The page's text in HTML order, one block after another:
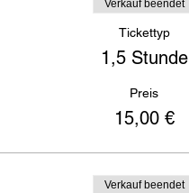
Verkauf beendet
Tickettyp
1,5 Stunde
Preis
15,00 €
Verkauf beendet